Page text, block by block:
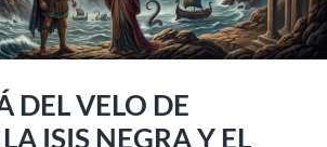
DEL VELO DE
ISIS NEGRA Y EL